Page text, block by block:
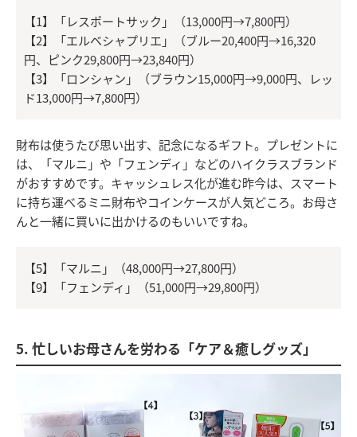
【1】「レスポートサック」（13,000円→7,800円）
【2】「エルベシャプリエ」（ブルー20,400円→16,320
円、ピンク29,800円→23,840円）
【3】「ロンシャン」（ブラウン15,000円→9,000円、レッ
ド13,000円→7,800円）
財布は使うたび思い出す、記念になるギフト。プレゼントに
は、「マルニ」や「フェンディ」などのハイクラスブランド
がおすすめです。キャッシュレス化が進む昨今は、スマート
に持ち運べるミニ財布やコインケースが人気どころ。お母さ
んと一緒に買いに出かけるのもいいですね。
【5】「マルニ」（48,000円→27,800円）
【9】「フェンディ」（51,000円→29,800円）
5. 忙しいお母さんを労わる「ケア＆癒しグッズ」